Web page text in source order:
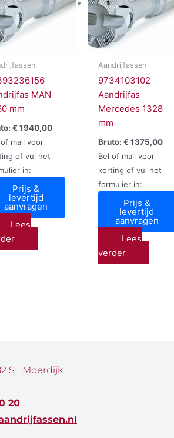
MAN
mm
€1940,00
mail voor
of vul het
in:
Prijs &
levertijd
aanvragen
Lees
Aandrijfassen
9734103102
Aandrijfas
Mercedes 1328
mm
Bruto: €1375,00
Bel of mail voor
korting of vul het
formulier in:
Prijs &
levertijd
aanvragen
Lees
verder
SL Moerdijk
20